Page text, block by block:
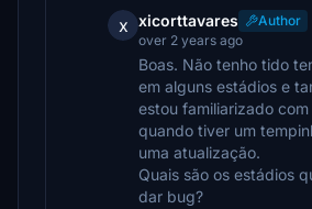
x xicorttavares
Author
over 2 years ago
Boas. Não tenho tido
em alguns estádios e
estou familiarizado com
quando tiver um
uma atualização.
Quais são os estádios
dar bug?